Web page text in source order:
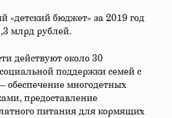
«детский бюджет» за 2019 год
млрд рублей.
действуют около 30
поддержки семей с
обеспечение многодетных
предоставление
питания для кормящих